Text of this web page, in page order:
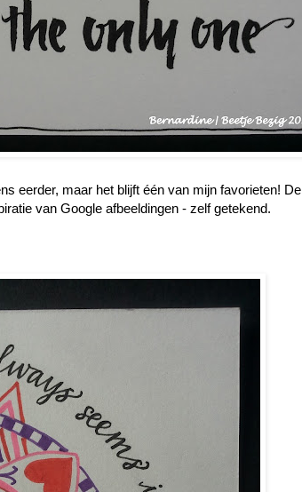
eerder, maar het blijft één van mijn favorieten! De
van Google afbeeldingen - zelf getekend.